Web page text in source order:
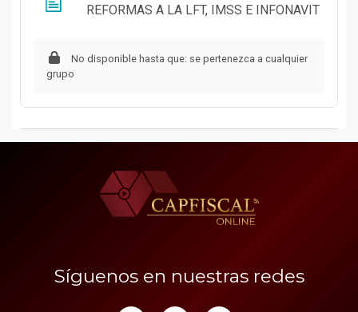
REFORMAS A LA LFT, IMSS E INFONAVITPágina
No disponible hasta que: se pertenezca a cualquier
grupo
Síguenos en nuestras redes